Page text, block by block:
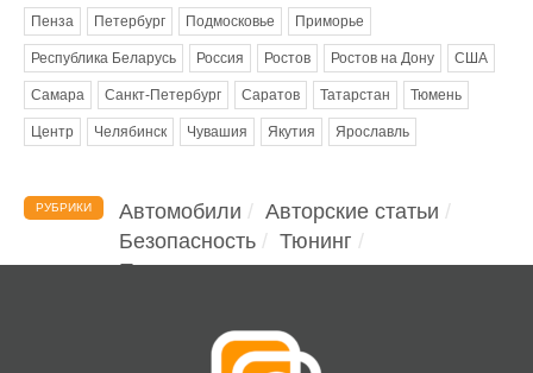
Пенза Петербург Подмосковье Приморье
Республика Беларусь Россия Ростов Ростов на Дону США
Самара Санкт-Петербург Саратов Татарстан Тюмень
Центр Челябинск Чувашия Якутия Ярославль
РУБРИКИ Автомобили
Авторские статьи
Безопасность
Тюнинг
Помощь водителю